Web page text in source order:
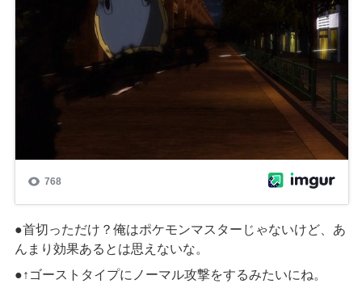
●首切っただけ？俺はポケモンマスターじゃないけど、あ
んまり効果あるとは思えないな。
●↑ ゴーストタイプにノーマル攻撃をするみたいにね。